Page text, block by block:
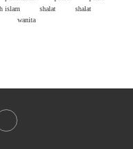
islam shalat
shalat
wanita